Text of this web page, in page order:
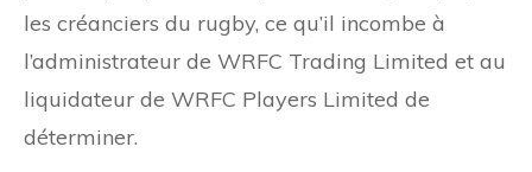
les créanciers du rugby, ce qu’il incombe à
l’administrateur de WRFC Trading Limited et au
liquidateur de WRFC Players Limited de
déterminer.